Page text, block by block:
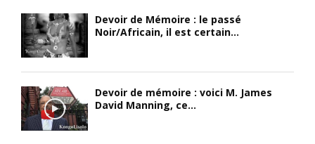
Devoir de Mémoire : le passé
Noir/Africain, il est certain...
Devoir de mémoire : voici M. James
David Manning, ce...